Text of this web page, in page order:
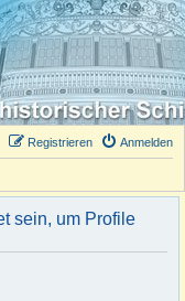
Anmelden
Registrieren
sein, um Profile